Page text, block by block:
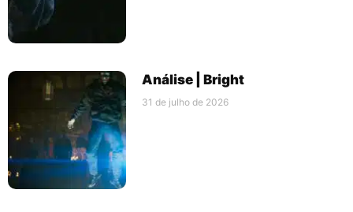
Análise | Bright
31 de julho de 2026